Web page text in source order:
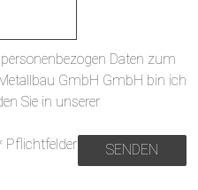
Daten zum
GmbH GmbH bin ich
Sie in unserer
Pflichtfelder